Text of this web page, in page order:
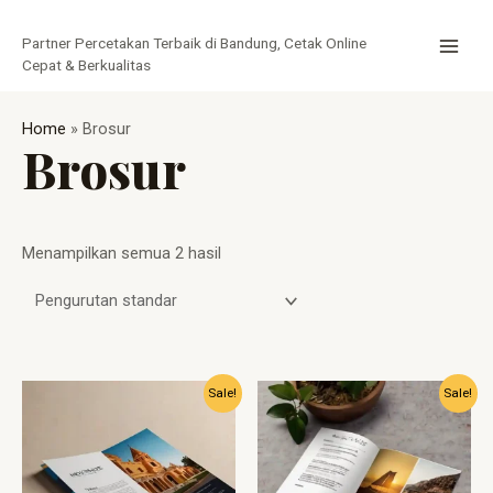
konten
Partner Percetakan Terbaik di Bandung, Cetak Online
Cepat & Berkualitas
Home » Brosur
Brosur
Menampilkan semua 2 hasil
Sale!
adalah:
Rp1.900.adalah:
Rp1.670.
Sale!
Harga
aslinya
adalah:
Rp2.000.
Harga
saat
adalah:
Rp1.500.